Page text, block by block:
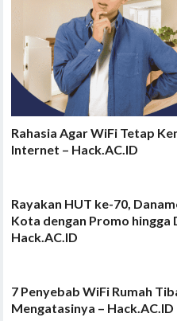
Rahasia Agar WiFi Tetap
Internet – Hack.AC.ID
Rayakan HUT ke-70,
Kota dengan Promo hingga
Hack.AC.ID
7 Penyebab WiFi Rumah
Mengatasinya – Hack.AC.ID